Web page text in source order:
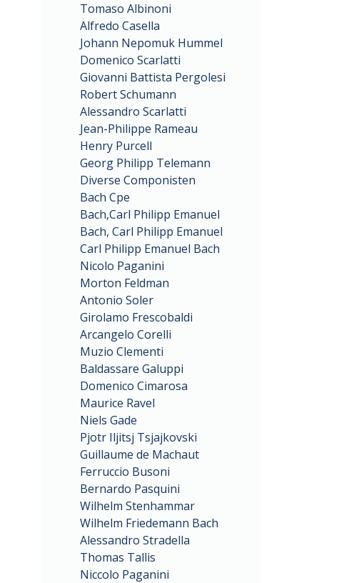
Tomaso Albinoni
Alfredo Casella
Johann Nepomuk Hummel
Domenico Scarlatti
Giovanni Battista Pergolesi
Robert Schumann
Alessandro Scarlatti
Jean-Philippe Rameau
Henry Purcell
Georg Philipp Telemann
Diverse Componisten
Bach Cpe
Bach,Carl Philipp Emanuel
Bach, Carl Philipp Emanuel
Carl Philipp Emanuel Bach
Nicolo Paganini
Morton Feldman
Antonio Soler
Girolamo Frescobaldi
Arcangelo Corelli
Muzio Clementi
Baldassare Galuppi
Domenico Cimarosa
Maurice Ravel
Niels Gade
Pjotr Iljitsj Tsjajkovski
Guillaume de Machaut
Ferruccio Busoni
Bernardo Pasquini
Wilhelm Stenhammar
Wilhelm Friedemann Bach
Alessandro Stradella
Thomas Tallis
Niccolo Paganini